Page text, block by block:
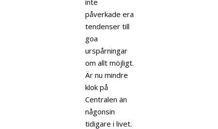
påverkade era
tendenser till
goa
urspårningar
om allt möjligt.
Är nu mindre
klok på
Centralen än
någonsin
tidigare i livet.